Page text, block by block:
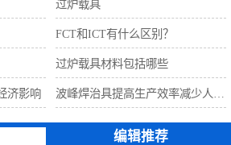
过炉载具
FCT和ICT有什么区别？
过炉载具材料包括哪些
济影响
编辑推荐